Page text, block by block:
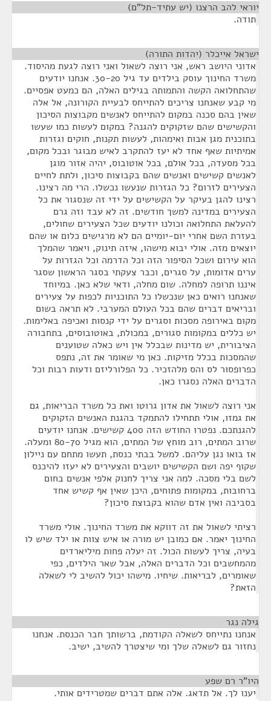
יוראי להב הרצנו (יש עתיד-תל"ם)
תודה.
ישראל אייכלר (יהדות התורה)
אדוני היושב ראש, אני רוצה לשאול ואני רוצה לגעת מהיסוד.
משרד החינוך עוסק בילדים עד גיל 30-20. אנחנו יודעים
שהתחלואה הקשה והתמותה בגילים האלה, הם כמעט אפסיים.
מי קבע שאנחנו צריכים להתייחס לבעיית הקורונה, אל אלה
שאין בהם סכנה במקום להתייחס לאנשים מקבוצות הסיכון
והקשישים שהם שזקוקים להגנה? במקום לעשות כמו שעשו
בתוכנית מגן אבות ואימהות, לעשות תקנות, חוקים וגזרות
אמיתיות שאף אחד לא יעז להתקרב לאיש מבוגר ובכל מקום,
בכל מסעדה, בכל אולם, בכל אוטובוס, יהיה אזור מוגן
לאנשים קשישים ואנשים שהם בקבוצות סיכון, ולתת לחיים
הצעירים לזרום? כל הגזרות שנעשו נכשלו. הרי מה רצינו.
רצינו להגן בעיקר על הקשישים על ידי זה שנסגור את כל
הצעירים במדינה למשך חודשים. זה לא עבד וזה גרם
להעלאת התחלואה וכולנו יודעים שכל הצעירים שחולים,
בעזרת השם אחרי יום-יומיים הם לא מרגישים כלום או שהם
יוצאים מזה. אולי יבוא מישהו, איזה תינוק, ויאמר שהמלך
הוא עירום ושכל הסיפור הזה וכל הדרמה וכל הגזרות על
ערים אדומות, על סגרים, וכבר צעקתי בסגר הראשון שסגר
איננו תרופה למחלה. שום מחלה, ודאי שלא כאן. במיוחד
שאנחנו רואים כאן שנכשלו כל התוכניות לכפות על צעירים
ובריאים דברים שהם בכל העולם המערבי. לא תראה בשום
מקום באירופה מסכות וסגרים על ידי קנסות ואכיפה באלימות.
יש כללים במקומות סגורים, במכולת, באוטובוסים, בתחבורה
הציבורית, יש מדינות שבכלל אין ויש כאלה שטוענים
שהמסכות בכלל מזיקות. כאן מי שאומר את זה, נתפס
כפרופסור לס והס מלהזכיר. כל הפלורליזם ודעות רבות וכל
הדברים האלה נסגרו כאן.
אני רוצה לשאול את אדון גרוטו ואת כל משרד הבריאות, גם
את גמזו, אולי תתחילו להתמקד בהגנת האנשים הזקוקים
להגנתכם. נפטרו החודש הזה 400 קשישים. אנחנו יודעים
שרוב המתים, רוב מוחץ של המתים, הוא מגיל 80-70 ומעלה.
אז בואו נגן עליהם. למשל בבתי כנסת, תעשו מתחם עם ניילון
שקוף יפה ושם הקשישים יושבים והצעירים לא יעזו להיכנס
לשם בלי מסכה. למה אני צריך לחנוק אלפי אנשים בחום
ברחובות, במקומות פתוחים, היכן שאין אף קשיש אחד
בסביבה ואין אדם שהוא בקבוצת סיכון?
רציתי לשאול את זה דווקא את משרד החינוך. אולי משרד
החינוך יאמר. אם כמובן יש מורה או איש צוות או ילד שיש לו
בעיה, צריך לעשות הכול. זה יעלה פחות מיליארדים
מהמחשבים וכל הדברים האלה, אבל שאר הילדים, כפי
שאומרים, לבריאות. שיחיו. מישהו יכול להשיב לי לשאלה
הזאת?
גילה נגר
אנחנו נתייחס לשאלה הקודמת, ברשותך חבר הכנסת. אנחנו
נחזור גם לשאלה שלך ומי שיצטרך להשיב, ישיב.
היו"ר רם שפע
יענו לך. אל תדאג. אלה אתם דברים שמטרידים אותי.